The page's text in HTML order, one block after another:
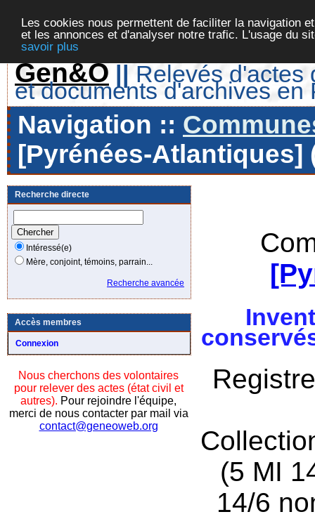
Les cookies nous permettent de faciliter la navigation
et les annonces et d'analyser notre trafic. L'usage du
savoir plus
Gen&O || Relevés d'actes
et documents d'archives en
Navigation ::
[Pyrénées-Atlantiques]
Recherche directe
Intéressé(e)
Mère, conjoint, témoins, parrain...
Recherche avancée
Accès membres
Connexion
Nous cherchons des volontaires
pour relever des actes (état civil et
autres). Pour rejoindre l'équipe,
merci de nous contacter par mail via
contact@geneoweb.org
(5 MI
14/6